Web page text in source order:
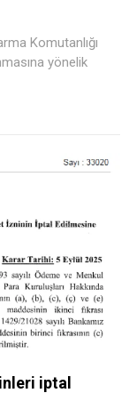
Komutanlığı
yönelik
iptal